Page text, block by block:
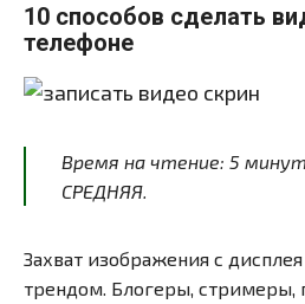
10 способов сделать
телефоне
Время на чтение: 5 минут
СРЕДНЯЯ.
Захват изображения с
трендом. Блогеры, стримеры,